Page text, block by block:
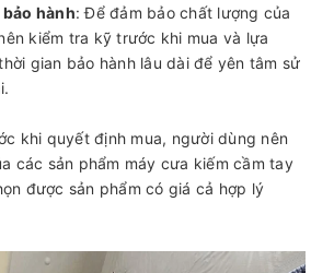
hành: Để đảm bảo chất lượng của
kiểm tra kỹ trước khi mua và lựa
gian bảo hành lâu dài để yên tâm sử
khi quyết định mua, người dùng nên
các sản phẩm máy cưa kiếm cầm tay
được sản phẩm có giá cả hợp lý